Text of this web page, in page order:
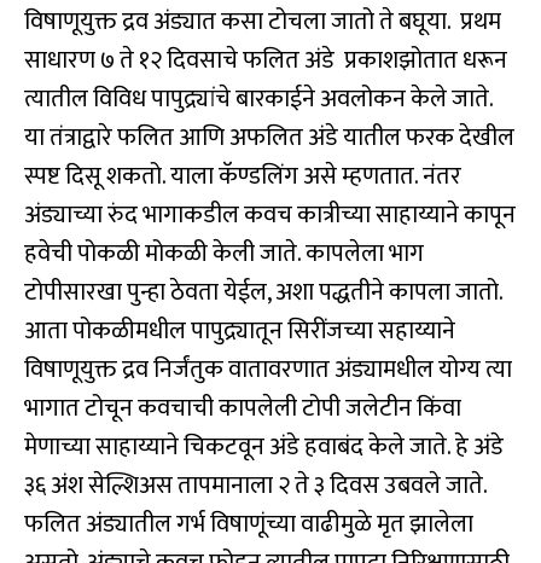
विषाणूयुक्त द्रव अंड्यात कसा टोचला जातो ते बघूया. प्रथम
साधारण ७ ते १२ दिवसाचे फलित अंडे प्रकाशझोतात धरून
त्यातील विविध पापुद्र्यांचे बारकाईने अवलोकन केले जाते.
या तंत्राद्वारे फलित आणि अफलित अंडे यातील फरक देखील
स्पष्ट दिसू शकतो. याला कॅण्डलिंग असे म्हणतात. नंतर
अंड्याच्या रुंद भागाकडील कवच कात्रीच्या साहाय्याने कापून
हवेची पोकळी मोकळी केली जाते. कापलेला भाग
टोपीसारखा पुन्हा ठेवता येईल, अशा पद्धतीने कापला जातो.
आता पोकळीमधील पापुद्र्यातून सिरींजच्या सहाय्याने
विषाणूयुक्त द्रव निर्जंतुक वातावरणात अंड्यामधील योग्य त्या
भागात टोचून कवचाची कापलेली टोपी जलेटीन किंवा
मेणाच्या साहाय्याने चिकटवून अंडे हवाबंद केले जाते. हे अंडे
३६ अंश सेल्शिअस तापमानाला २ ते ३ दिवस उबवले जाते.
फलित अंड्यातील गर्भ विषाणूंच्या वाढीमुळे मृत झालेला